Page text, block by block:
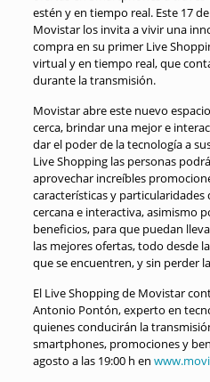
estén y en tiempo real. Este 17
Movistar los invita a vivir una
compra en su primer Live
virtual y en tiempo real, que
durante la transmisión.
Movistar abre este nuevo
cerca, brindar una mejor e
dar el poder de la tecnología a
Live Shopping las personas
aprovechar increíbles
características y
cercana e interactiva, asimismo
beneficios, para que puedan
las mejores ofertas, todo desde
que se encuentren, y sin perder
El Live Shopping de Movistar
Antonio Pontón, experto en
quienes conducirán la
smartphones, promociones y
agosto a las 19:00 h en